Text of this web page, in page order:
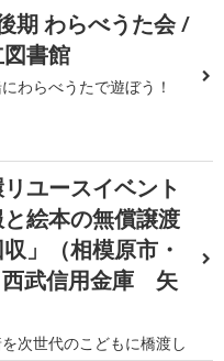
期 わらべうた会 /
書館
わらべうたで遊ぼう！
ユースイベント
と絵本の無償譲渡
」（相模原市・
西武信用金庫 矢
次世代のこどもに橋渡し